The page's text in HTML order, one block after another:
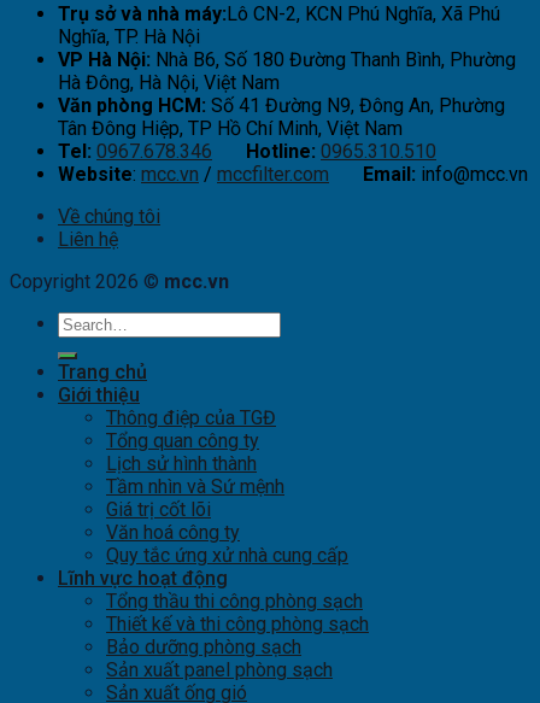
Trụ sở và nhà máy:Lô CN-2, KCN Phú Nghĩa, Xã Phú
Nghĩa, TP. Hà Nội
VP Hà Nội: Nhà B6, Số 180 Đường Thanh Bình, Phường
Hà Đông, Hà Nội, Việt Nam
Văn phòng HCM: Số 41 Đường N9, Đông An, Phường
Tân Đông Hiệp, TP Hồ Chí Minh, Việt Nam
Tel: 0967.678.346 Hotline: 0965.310.510
Website: mcc.vn / mccfilter.com Email: info@mcc.vn
Về chúng tôi
Liên hệ
Copyright 2026 © mcc.vn
Trang chủ
Giới thiệu
Thông điệp của TGĐ
Tổng quan công ty
Lịch sử hình thành
Tầm nhìn và Sứ mệnh
Giá trị cốt lõi
Văn hoá công ty
Quy tắc ứng xử nhà cung cấp
Lĩnh vực hoạt động
Tổng thầu thi công phòng sạch
Thiết kế và thi công phòng sạch
Bảo dưỡng phòng sạch
Sản xuất panel phòng sạch
Sản xuất ống gió